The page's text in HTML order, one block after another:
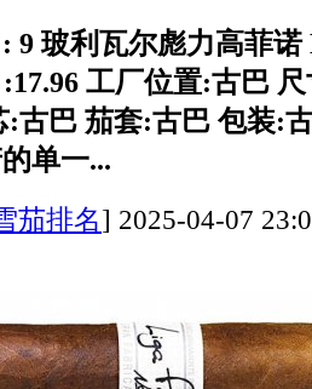
9 玻利瓦尔彪力高菲
工厂位置:古巴
:古巴 茄套:古巴 包装:
单一...
茄排名] 2025-04-07